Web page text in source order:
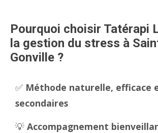
Pourquoi choisir Tatérapi
la gestion du stress à
Gonville ?
✅ Méthode naturelle, efficace
secondaires
💡 Accompagnement